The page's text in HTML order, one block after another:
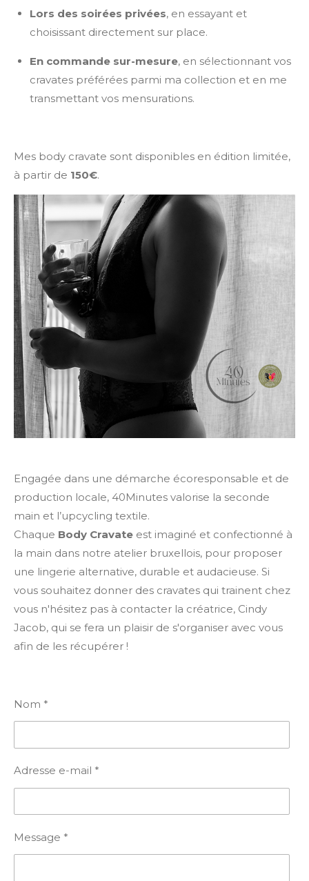
Lors des soirées privées, en essayant et
choisissant directement sur place.
En commande sur-mesure, en sélectionnant vos
cravates préférées parmi ma collection et en me
transmettant vos mensurations.
Mes body cravate sont disponibles en édition limitée,
à partir de 150€.
Engagée dans une démarche écoresponsable et de
production locale, 40Minutes valorise la seconde
main et l’upcycling textile.
Chaque Body Cravate est imaginé et confectionné à
la main dans notre atelier bruxellois, pour proposer
une lingerie alternative, durable et audacieuse. Si
vous souhaitez donner des cravates qui trainent chez
vous n'hésitez pas à contacter la créatrice, Cindy
Jacob, qui se fera un plaisir de s'organiser avec vous
afin de les récupérer !
Nom *
Adresse e-mail *
Message *